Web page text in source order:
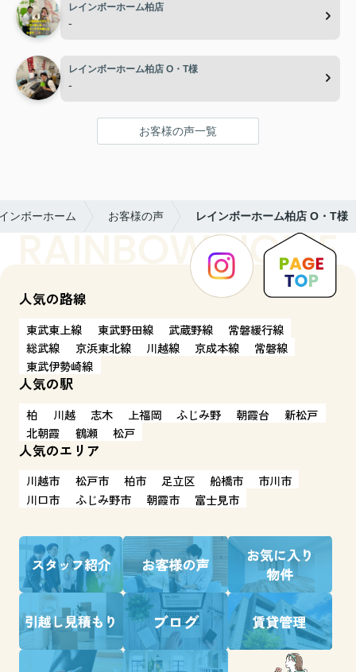
レインボーホーム柏店
-
レインボーホーム柏店 O・T様
-
お客様の声一覧
ンボーホーム お客様の声 レインボーホーム柏店 O・T様
人気の路線
東武東上線 東武野田線 武蔵野線
常磐緩行線
総武線
京浜東北線 川越線 京成本線
常磐線
東武伊勢崎線
人気の駅
柏 川越 志木 上福岡 ふじみ野 朝霞台
新松戸
北朝霞
鶴瀬 松戸
人気のエリア
川越市 松戸市 柏市 足立区 船橋市
市川市
川口市
ふじみ野市 朝霞市 富士見市